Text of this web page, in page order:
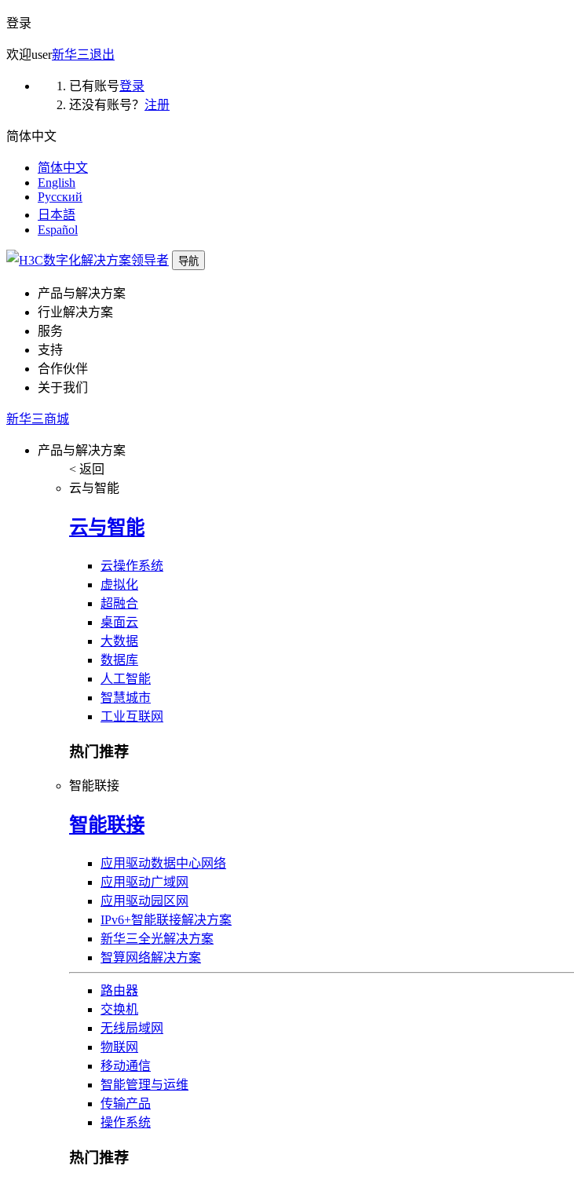
登录
欢迎user新华三退出
已有账号登录
还没有账号？ 注册
简体中文
简体中文
English
Русский
日本語
Español
导航
产品与解决方案
行业解决方案
服务
支持
合作伙伴
关于我们
新华三商城
产品与解决方案
< 返回
云与智能
云与智能
云操作系统
虚拟化
超融合
桌面云
大数据
数据库
人工智能
智慧城市
工业互联网
热门推荐
智能联接
智能联接
应用驱动数据中心网络
应用驱动广域网
应用驱动园区网
IPv6+智能联接解决方案
新华三全光解决方案
智算网络解决方案
路由器
交换机
无线局域网
物联网
移动通信
智能管理与运维
传输产品
操作系统
热门推荐